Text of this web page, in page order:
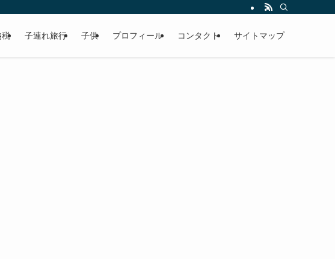
税 子連れ旅行 子供 プロフィール コンタクト サイトマップ